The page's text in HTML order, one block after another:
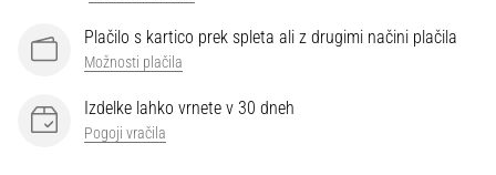
7 min. branja
Tekaško
koleno:
Plačilo s kartico prek spleta ali z drugimi načini plačila
Možnosti plačila
Izdelke lahko vrnete v 30 dneh
Pogoji vračila